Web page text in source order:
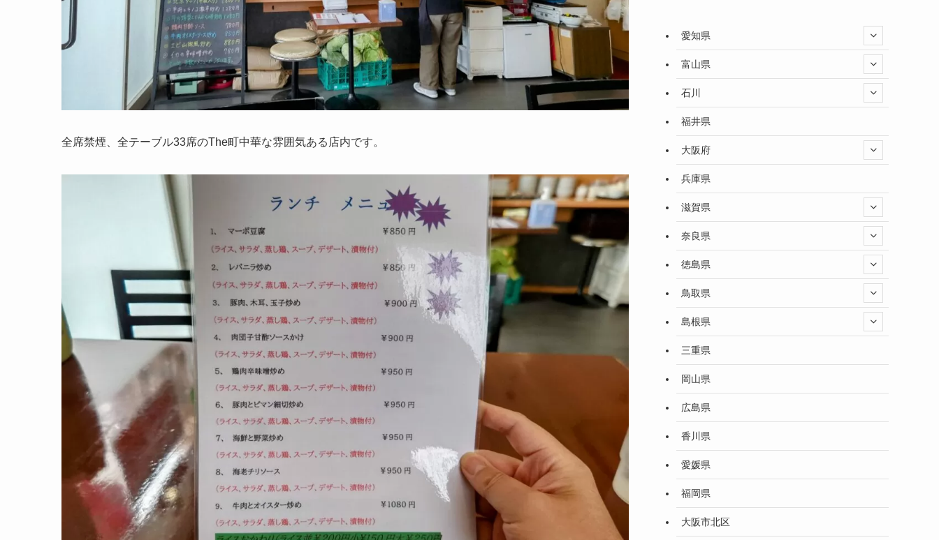
全席禁煙、全テーブル33席のThe町中華な雰囲気ある店内です。
愛知県
富山県
石川
福井県
大阪府
兵庫県
滋賀県
奈良県
徳島県
鳥取県
島根県
三重県
岡山県
広島県
香川県
愛媛県
福岡県
大阪市北区